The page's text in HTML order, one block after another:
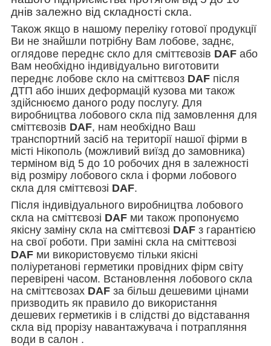
днів залежно від складності скла.
Також якщо в нашому переліку готової продукції
Ви не знайшли потрібну Вам лобове, заднє,
оглядове переднє скло для сміттєвозів DAF або
Вам необхідно індивідуально виготовити
переднє лобове скло на сміттєвоз DAF після
ДТП або інших деформацій кузова ми також
здійснюємо даного роду послугу. Для
виробництва лобового скла під замовлення для
сміттєвозів DAF, нам необхідно Ваш
транспортний засіб на території нашої фірми в
місті Нікополь (можливий виїзд до замовника)
терміном від 5 до 10 робочих дня в залежності
від розміру лобового скла і форми лобового
скла для сміттєвозі DAF.
Після індивідуального виробництва лобового
скла на сміттєвозі DAF ми також пропонуємо
якісну заміну скла на сміттєвозі DAF з гарантією
на свої роботи. При заміні скла на сміттєвозі
DAF ми використовуємо тільки якісні
поліуретанові герметики провідних фірм світу
перевірені часом. Встановлення лобового скла
на сміттєвозах DAF за більш дешевими цінами
призводить як правило до використання
дешевих герметиків і в слідстві до відставання
скла від прорізу навантажувача і потрапляння
води в салон .